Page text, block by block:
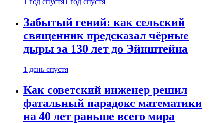
1 год спустя 1 год спустя
Забытый гений: как сельский
священник предсказал чёрные
дыры за 130 лет до Эйнштейна
1 день спустя
Как советский инженер решил
фатальный парадокс математики
на 40 лет раньше всего мира